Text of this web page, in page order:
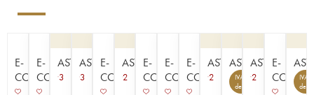
E-
COMMERCE
E-
COMMERCE
ASTA
3
ASTA
3
E-
COMMERCE
ASTA
2
E-
COMMERCE
E-
COMMERCE
E-
COMMERCE
ASTA
2
ASTA
IVA
detraibile
ASTA
2
E-
IVA